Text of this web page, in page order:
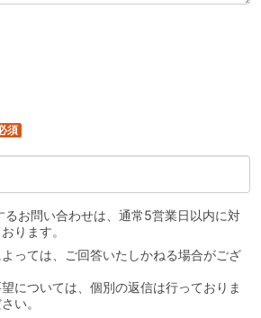
るお問い合わせは、通常5営業日以内に対
ります。
っては、ご回答いたしかねる場合がござ
については、個別の返信は行っておりま
い。